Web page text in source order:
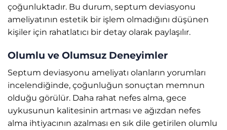
çoğunluktadır. Bu durum, septum deviasyonu
ameliyatının estetik bir işlem olmadığını düşünen
kişiler için rahatlatıcı bir detay olarak paylaşılır.
Olumlu ve Olumsuz Deneyimler
Septum deviasyonu ameliyatı olanların yorumları
incelendiğinde, çoğunluğun sonuçtan memnun
olduğu görülür. Daha rahat nefes alma, gece
uykusunun kalitesinin artması ve ağızdan nefes
alma ihtiyacının azalması en sık dile getirilen olumlu